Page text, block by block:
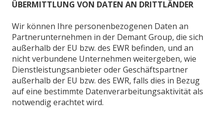
ÜBERMITTLUNG VON DATEN AN DRITTLÄNDER
Wir können Ihre personenbezogenen Daten an
Partnerunternehmen in der Demant Group, die sich
außerhalb der EU bzw. des EWR befinden, und an
nicht verbundene Unternehmen weitergeben, wie
Dienstleistungsanbieter oder Geschäftspartner
außerhalb der EU bzw. des EWR, falls dies in Bezug
auf eine bestimmte Datenverarbeitungsaktivität als
notwendig erachtet wird.